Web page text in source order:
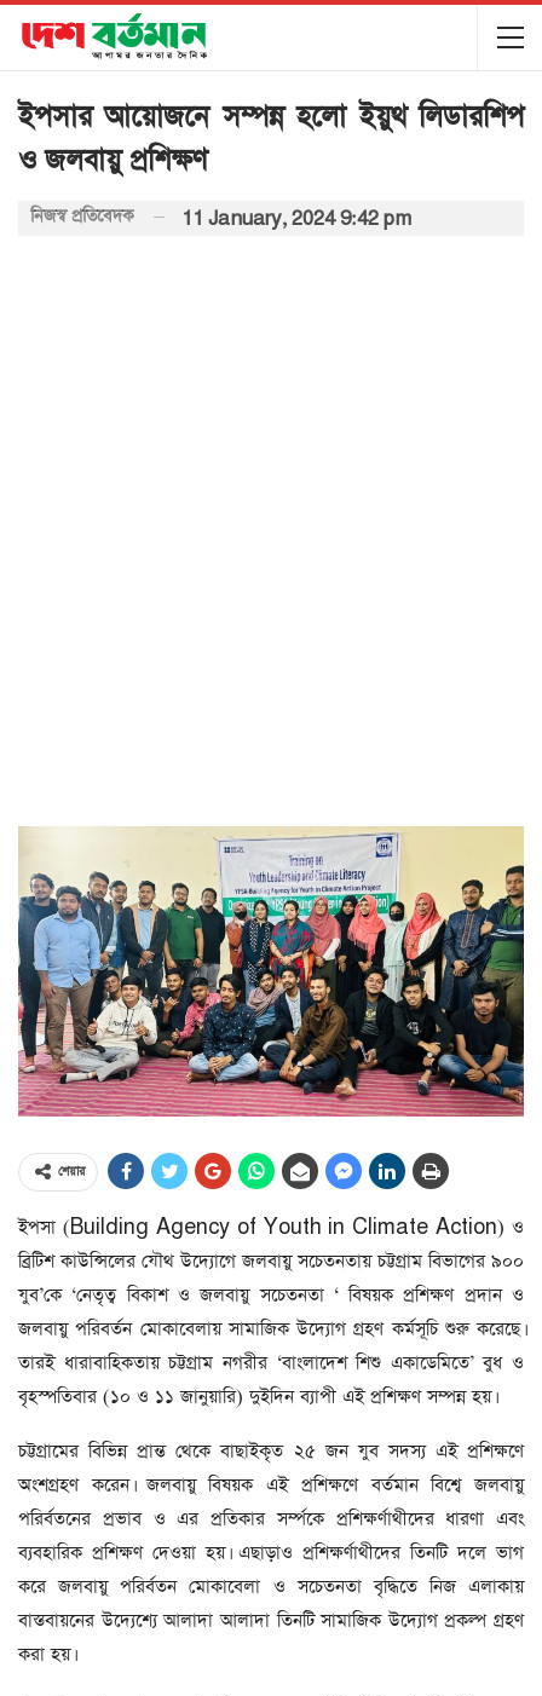
ইপসার আয়োজনে সম্পন্ন হলো ইয়ুথ লিডারশিপ
ও জলবায়ু প্রশিক্ষণ
নিজস্ব প্রতিবেদক 11 January, 2024 9:42 pm
শেয়ার
ইপসা (Building Agency of Youth in Climate Action) ও
ব্রিটিশ কাউন্সিলের যৌথ উদ্যোগে জলবায়ু সচেতনতায় চট্টগ্রাম বিভাগের ৯০০
যুব‌‌’কে ‘নেতৃত্ব বিকাশ ও জলবায়ু সচেতনতা ‘ বিষয়ক প্রশিক্ষণ প্রদান ও
জলবায়ু পরিবর্তন মোকাবেলায় সামাজিক উদ্যোগ গ্রহণ কর্মসূচি শুরু করেছে।
তারই ধারাবাহিকতায় চট্টগ্রাম নগরীর ‘বাংলাদেশ শিশু একাডেমিতে’ বুধ ও
বৃহস্পতিবার (১০ ও ১১ জানুয়ারি) দুইদিন ব্যাপী এই প্রশিক্ষণ সম্পন্ন হয়।
চট্টগ্রামের বিভিন্ন প্রান্ত থেকে বাছাইকৃত ২৫ জন যুব সদস্য এই প্রশিক্ষণে
অংশগ্রহণ করেন। জলবায়ু বিষয়ক এই প্রশিক্ষণে বর্তমান বিশ্বে জলবায়ু
পরির্বতনের প্রভাব ও এর প্রতিকার সর্ম্পকে প্রশিক্ষর্ণাথীদের ধারণা এবং
ব্যবহারিক প্রশিক্ষণ দেওয়া হয়। এছাড়াও প্রশিক্ষর্ণাথীদের তিনটি দলে ভাগ
করে জলবায়ু পরির্বতন মোকাবেলা ও সচেতনতা বৃদ্ধিতে নিজ এলাকায়
বাস্তবায়নের উদ্যেশ্যে আলাদা আলাদা তিনটি সামাজিক উদ্যোগ প্রকল্প গ্রহণ
করা হয়।